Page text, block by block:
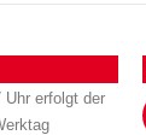
Uhr erfolgt der